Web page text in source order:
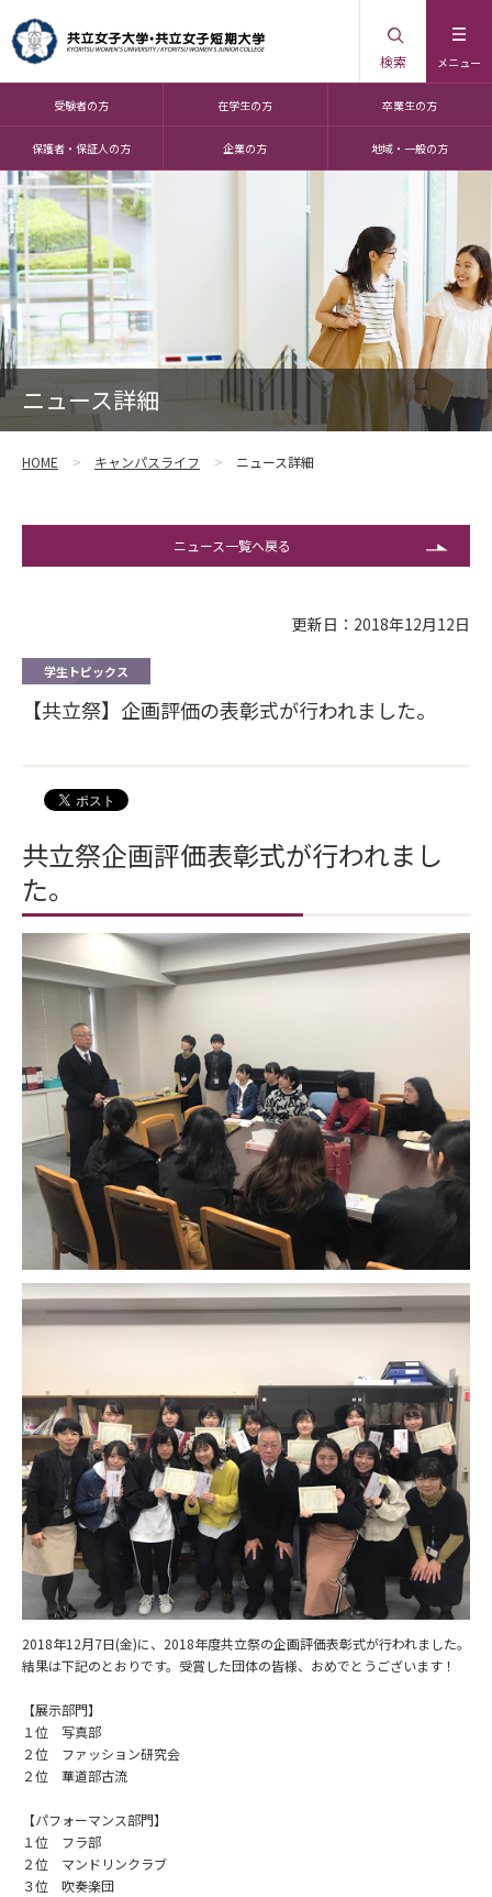
メニュー
検索
受験者の方 在学生の方 卒業生の方
保護者・保証人の方 企業の方 地域・一般の方
ニュース詳細
HOME キャンパスライフ ニュース詳細
ニュース一覧へ戻る
更新日：2018年12月12日
学生トピックス
【共立祭】企画評価の表彰式が行われました。
共立祭企画評価表彰式が行われまし
た。
2018年12月7日(金)に、2018年度共立祭の企画評価表彰式が行われました。
結果は下記のとおりです。受賞した団体の皆様、おめでとうございます！
【展示部門】
１位 写真部
２位 ファッション研究会
２位 華道部古流
【パフォーマンス部門】
１位 フラ部
２位 マンドリンクラブ
３位 吹奏楽団